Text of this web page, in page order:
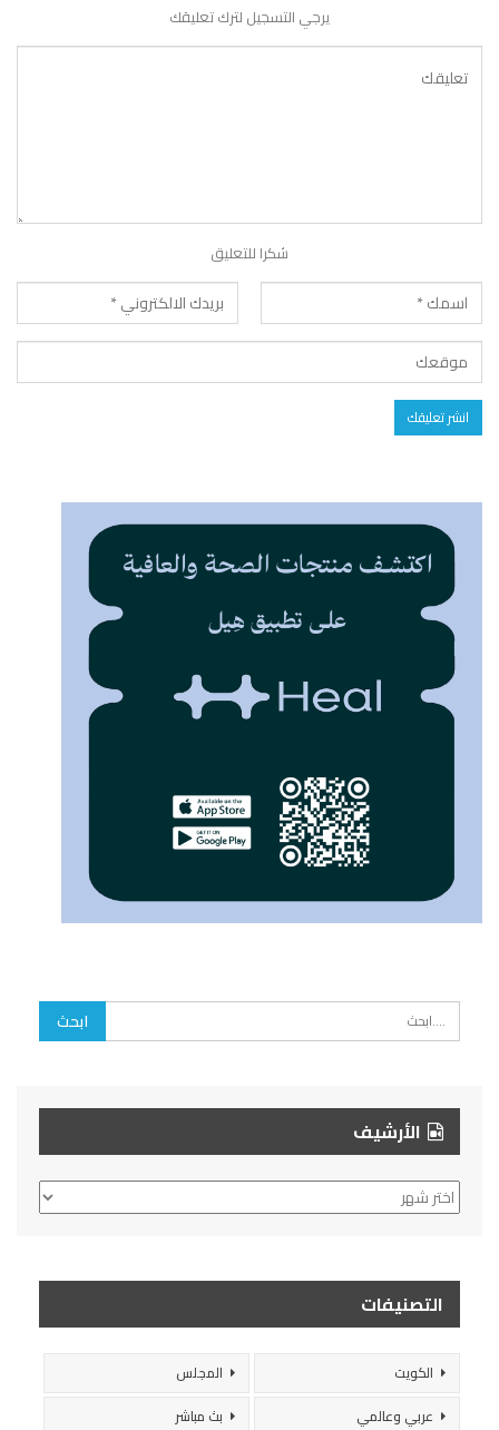
يرجي التسجيل لترك تعليقك
شكرا للتعليق
الأرشيف
الأرشيف
التصنيفات
الكويت
المجلس
عربي وعالمي
بث مباشر